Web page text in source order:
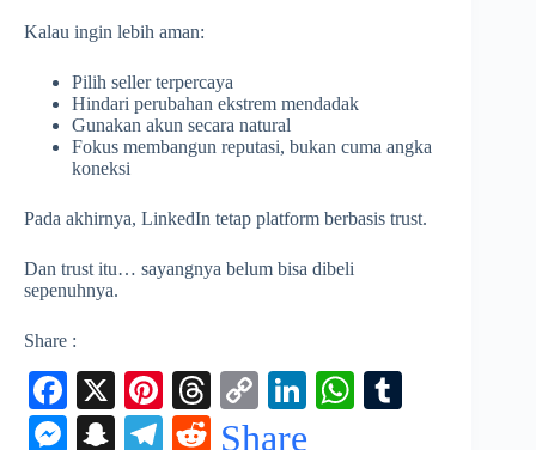
Kalau ingin lebih aman:
Pilih seller terpercaya
Hindari perubahan ekstrem mendadak
Gunakan akun secara natural
Fokus membangun reputasi, bukan cuma angka
koneksi
Pada akhirnya, LinkedIn tetap platform berbasis trust.
Dan trust itu… sayangnya belum bisa dibeli
sepenuhnya.
Share :
Fa
ce
X
Pi
nt
T
hr
C
op
Li
W
M
S
Te R
Share